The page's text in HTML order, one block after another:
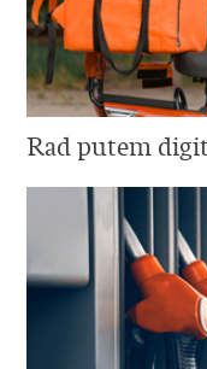
Rad putem